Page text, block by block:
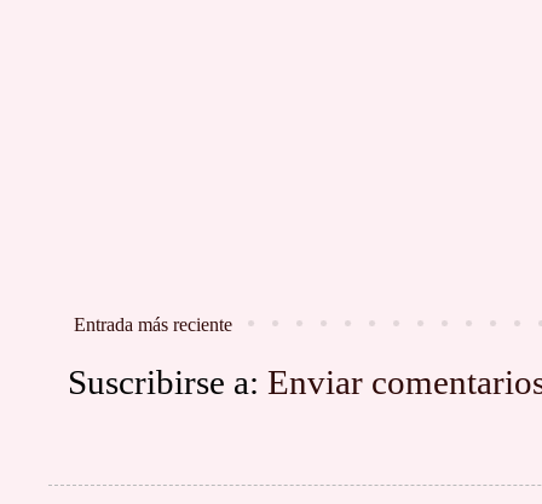
Entrada más reciente
Suscribirse a: Enviar